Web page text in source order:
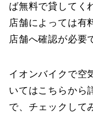
ば無料で貸してく
店舗によっては有
店舗へ確認が必要
イオンバイクで空
いてはこちらから
で、チェックして